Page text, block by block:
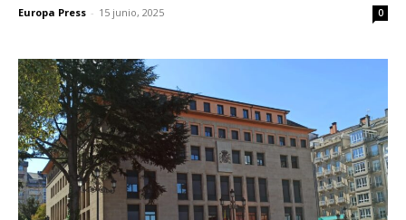
Europa Press - 15 junio, 2025 0